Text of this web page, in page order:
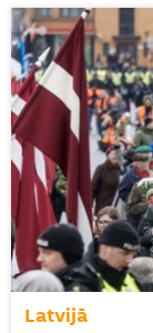
Latvijā